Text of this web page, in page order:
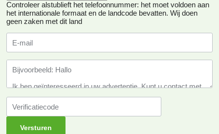
Controleer alstublieft het telefoonnummer: het moet voldoen aan
het internationale formaat en de landcode bevatten. Wij doen
geen zaken met dit land